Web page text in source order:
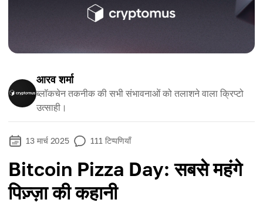
आरव शर्मा
ब्लॉकचेन तकनीक की सभी संभावनाओं को तलाशने वाला क्रिप्टो
उत्साही।
13 मार्च 2025 111 टिप्पणियाँ
Bitcoin Pizza Day: सबसे महंगे
पिज़्ज़ा की कहानी